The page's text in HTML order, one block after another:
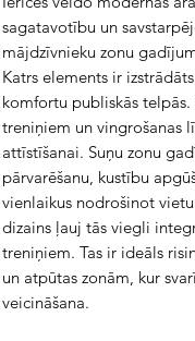
sagatavotību un
mājdzīvnieku zonu
Katrs elements ir
komfortu publiskās
treniņiem un vingrošanas
attīstīšanai. Suņu zonu
pārvarēšanu, kustību
vienlaikus nodrošinot
dizains ļauj tās viegli
treniņiem. Tas ir ideāls
un atpūtas zonām, kur
veicināšana.